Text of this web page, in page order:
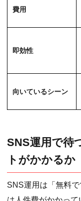
費用
即効性
向いているシーン
SNS運用で待
トがかかるか
SNS運用は「無料